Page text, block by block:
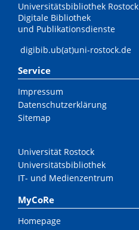
Universitätsbibliothek Rostock
Digitale Bibliothek
und Publikationsdienste
digibib.ub(at)uni-rostock.de
Service
Impressum
Datenschutzerklärung
Sitemap
Universität Rostock
Universitätsbibliothek
IT- und Medienzentrum
MyCoRe
Homepage